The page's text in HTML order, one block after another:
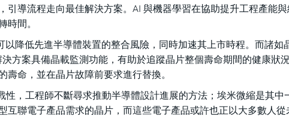
引導流程走向最佳解決方案。AI 與機器學習在協助提升工程產能
時間。
以降低先進半導體裝置的整合風險，同時加速其上市時程。而諸如
方案具備晶載監測功能，有助於追蹤晶片整個壽命期間的健康狀
命，並在晶片故障前要求進行替換。
性，工程師不斷尋求推動半導體設計進展的方法；埃米微縮是其中
互聯電子產品需求的晶片，而這些電子產品或許也正以大多數人從